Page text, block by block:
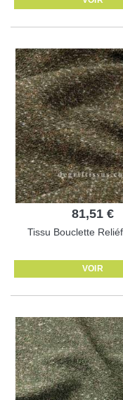
81,51 €
Tissu Bouclette
VOIR